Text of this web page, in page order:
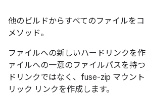
他のビルドからすべてのファイルを
メソッド。
ファイルへの新しいハードリンクを
ァイルへの一意のファイルパスを持
ドリンクではなく、fuse-zip マウン
リック リンクを作成します。